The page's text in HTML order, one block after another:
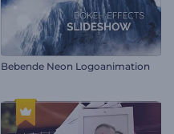
Bebende Neon Logoanimation